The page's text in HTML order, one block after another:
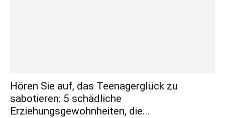
Hören Sie auf, das Teenagerglück zu
sabotieren: 5 schädliche
Erziehungsgewohnheiten, die...